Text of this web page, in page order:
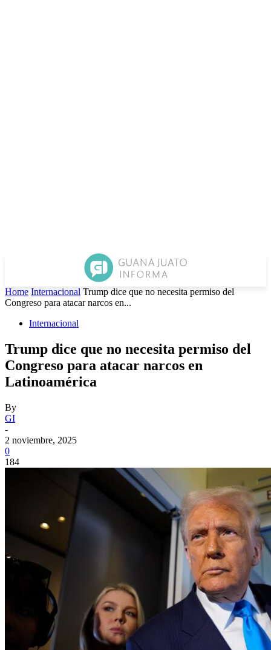
Home Internacional Trump dice que no necesita permiso del
Congreso para atacar narcos en...
Internacional
Trump dice que no necesita permiso del
Congreso para atacar narcos en
Latinoamérica
By
GI
-
2 noviembre, 2025
0
184